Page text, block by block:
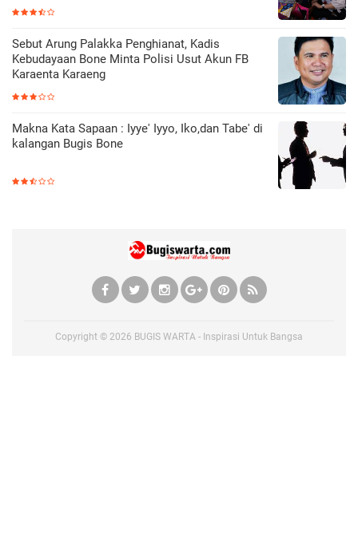
Sebut Arung Palakka Penghianat, Kadis
Kebudayaan Bone Minta Polisi Usut Akun FB
Karaenta Karaeng
Makna Kata Sapaan : Iyye' Iyyo, Iko,dan Tabe' di
kalangan Bugis Bone
Copyright © 2026 BUGIS WARTA - Inspirasi Untuk Bangsa